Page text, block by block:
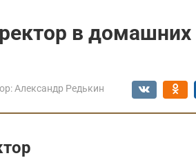
в домашних
Александр Редькин